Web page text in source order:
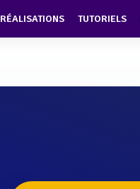
RÉALISATIONS TUTORIELS